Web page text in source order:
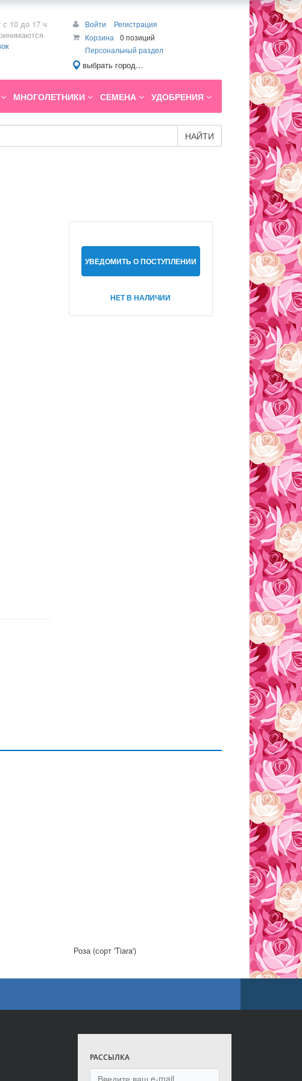
10 до 17 ч
Войти
Регистрация
Корзина
0 позиций
Персональный раздел
выбрать город...
МНОГОЛЕТНИКИ СЕМЕНА УДОБРЕНИЯ
НАЙТИ
УВЕДОМИТЬ О ПОСТУПЛЕНИИ
НЕТ В НАЛИЧИИ
Роза (сорт 'Tiara')
РАССЫЛКА